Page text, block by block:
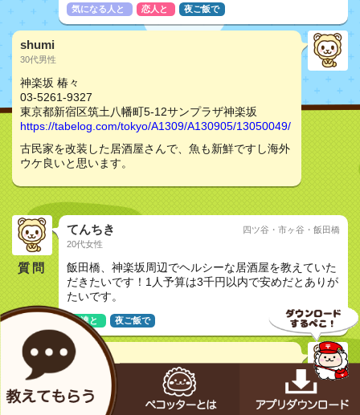
気になる人と 恋人と 夜ご飯で
shumi
30代男性
神楽坂 椿々
03-5261-9327
東京都新宿区筑土八幡町5-12サンプラザ神楽坂
https://tabelog.com/tokyo/A1309/A130905/13050049/
古民家を改装した居酒屋さんで、魚も新鮮ですし海外
ウケ良いと思います。
質問
てんちき
20代女性
四ツ谷・市ヶ谷・飯田橋
飯田橋、神楽坂周辺でヘルシーな居酒屋を教えていた
だきたいです！1人予算は3千円以内で安めだとありが
たいです。
友達と 夜ご飯で
えみぺこ
30代女性
神楽坂 椿々 - 飯田橋/日本酒バー [食べログ]
https://www.google.co.jp/amp/s/s.tabelog.com/tokyo/A